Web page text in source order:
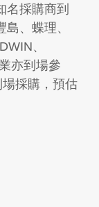
名採購商到
、蝶理、
、
亦到場參
採購，預估